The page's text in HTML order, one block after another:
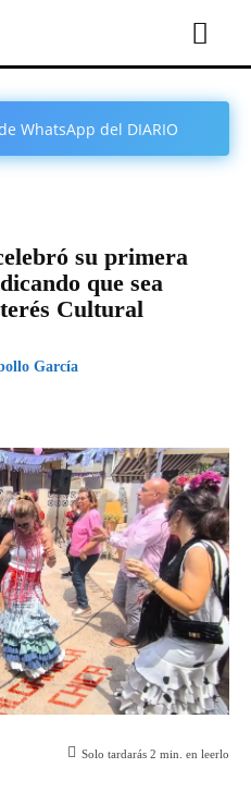
WhatsApp del DIARIO
su primera
que sea
Cultural
García
Solo tardarás 2 min. en leerlo